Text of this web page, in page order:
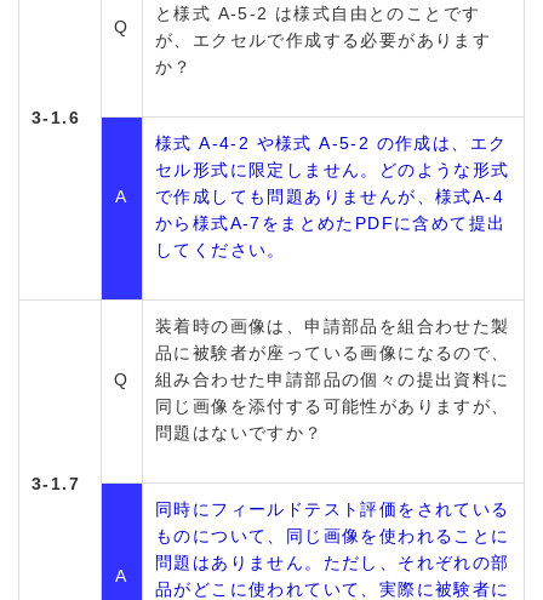
3-1.6
Q
と様式 A-5-2 は様式自由とのことです
が、エクセルで作成する必要があります
か？
A
様式 A-4-2 や様式 A-5-2 の作成は、エク
セル形式に限定しません。どのような形式
で作成しても問題ありませんが、様式A-4
から様式A-7をまとめたPDFに含めて提出
してください。
3-1.7
Q
装着時の画像は、申請部品を組合わせた製
品に被験者が座っている画像になるので、
組み合わせた申請部品の個々の提出資料に
同じ画像を添付する可能性がありますが、
問題はないですか？
A
同時にフィールドテスト評価をされている
ものについて、同じ画像を使われることに
問題はありません。ただし、それぞれの部
品がどこに使われていて、実際に被験者に